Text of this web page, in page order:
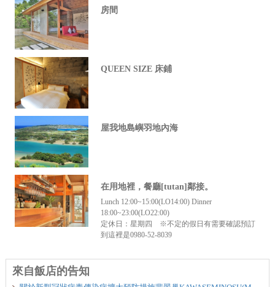
房間
QUEEN SIZE 床鋪
屋我地島嶼羽地內海
在用地裡，餐廳[tutan]鄰接。
Lunch 12:00~15:00(LO14:00) Dinner
18:00~23:00(LO22:00)
定休日：星期四 ※不定的假日有需要確認預訂
到這裡是0980-52-8039
來自飯店的告知